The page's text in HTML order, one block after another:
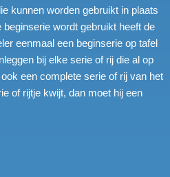
kunnen worden gebruikt in plaats
wordt gebruikt heeft de
eenmaal een beginserie op tafel
bij elke serie of rij die al op
een complete serie of rij van het
of rijtje kwijt, dan moet hij een